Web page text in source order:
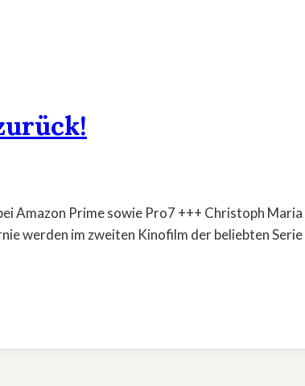
Amazon Prime sowie Pro7 +++ Christoph
werden im zweiten Kinofilm der beliebten